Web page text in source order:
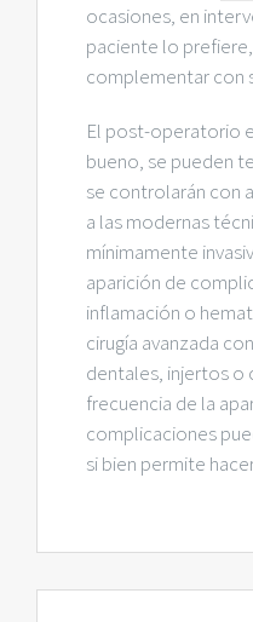
ocasiones, en
paciente lo
complementar con
El post-operatorio
bueno, se pueden
se controlarán con
a las modernas
mínimamente
aparición de
inflamación o
cirugía avanzada
dentales, injertos o
frecuencia de la
complicaciones
si bien permite